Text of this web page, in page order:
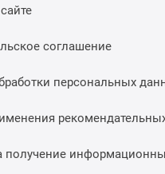
соглашение
персональных
получение